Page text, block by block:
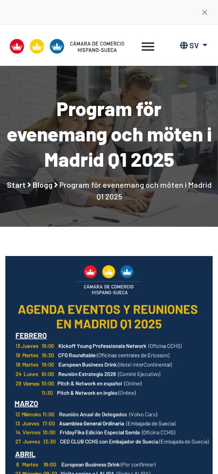
✕
SV
Program för
evenemang och möten i
Madrid Q1 2025
Start Blogg
Program för evenemang och möten i Madrid
Q1 2025